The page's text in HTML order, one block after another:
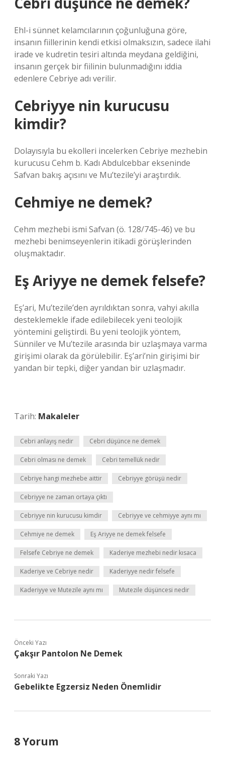
Ehl-i sünnet kelamcılarının çoğunluğuna göre,
insanın fiillerinin kendi etkisi olmaksızın, sadece ilahi
irade ve kudretin tesiri altında meydana geldiğini,
insanın gerçek bir fiilinin bulunmadığını iddia
edenlere Cebriye adı verilir.
Cebriyye nin kurucusu
kimdir?
Dolayısıyla bu ekolleri incelerken Cebriye mezhebin
kurucusu Cehm b. Kadı Abdulcebbar ekseninde
Safvan bakış açısını ve Mu’tezile’yi araştırdık.
Cehmiye ne demek?
Cehm mezhebi ismi Safvan (ö. 128/745-46) ve bu
mezhebi benimseyenlerin itikadi görüşlerinden
oluşmaktadır.
Eş Ariyye ne demek felsefe?
Eş’ari, Mu’tezile’den ayrıldıktan sonra, vahyi akılla
desteklemekle ifade edilebilecek yeni teolojik
yöntemini geliştirdi. Bu yeni teolojik yöntem,
Sünniler ve Mu’tezile arasında bir uzlaşmaya varma
girişimi olarak da görülebilir. Eş’ari’nin girişimi bir
yandan bir tepki, diğer yandan bir uzlaşmadır.
Tarih: Makaleler
Cebri anlayış nedir Cebri düşünce ne demek
Cebri olması ne demek Cebri temellük nedir
Cebriye hangi mezhebe aittir Cebriyye görüşü nedir
Cebriyye ne zaman ortaya çıktı
Cebriyye nin kurucusu kimdir Cebriyye ve cehmiyye aynı mı
Cehmiye ne demek Eş Ariyye ne demek felsefe
Felsefe Cebriye ne demek Kaderiye mezhebi nedir kısaca
Kaderiye ve Cebriye nedir Kaderiyye nedir felsefe
Kaderiyye ve Mutezile aynı mı Mutezile düşüncesi nedir
Önceki Yazı
Çakşır Pantolon Ne Demek
Sonraki Yazı
Gebelikte Egzersiz Neden Önemlidir
8 Yorum